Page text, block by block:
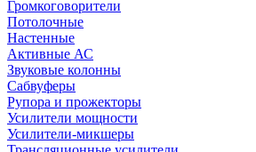
Громкоговорители
Потолочные
Настенные
Активные АС
Звуковые колонны
Сабвуферы
Рупора и прожекторы
Усилители мощности
Усилители-микшеры